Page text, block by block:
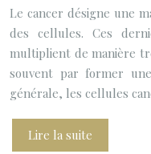
Le cancer désigne une
des cellules. Ces
multiplient de manière
souvent par former
générale, les cellules
Lire la suite